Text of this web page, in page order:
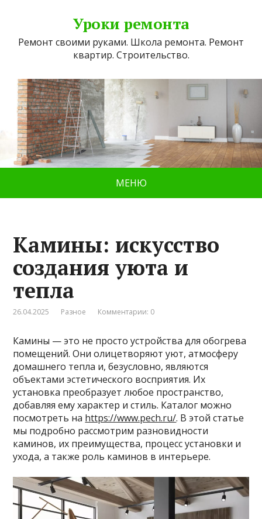
Уроки ремонта
Ремонт своими руками. Школа ремонта. Ремонт
квартир. Строительство.
МЕНЮ
Камины: искусство
создания уюта и
тепла
26.04.2025 Разное Комментарии: 0
Камины — это не просто устройства для обогрева
помещений. Они олицетворяют уют, атмосферу
домашнего тепла и, безусловно, являются
объектами эстетического восприятия. Их
установка преобразует любое пространство,
добавляя ему характер и стиль. Каталог можно
посмотреть на https://www.pech.ru/. В этой статье
мы подробно рассмотрим разновидности
каминов, их преимущества, процесс установки и
ухода, а также роль каминов в интерьере.